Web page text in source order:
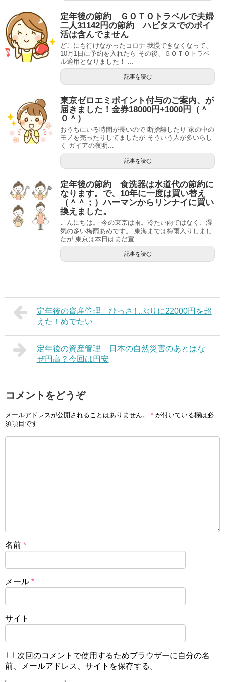
定年後の節約 ＧＯＴＯトラベルで夫婦
二人31142円の節約 ハピタスでのポイ
活は含んでません
どこにも行けなかったコロナ 我慢できなくなって、
10月1日に予約を入れたら その後、ＧＯＴＯトラベ
ル適用となりました！ ...
記事を読む
東京ゼロエミポイント付与のご案内、が
届きました！金券18000円+1000円（＾
０＾）
おうちにいる時間が長いので 断捨離したり 家の中の
モノを売ったりしてましたが そういう人が多いらし
く ガイアの夜明...
記事を読む
定年後の節約 食洗器は水道代の節約に
なります。で、10年に一度は買い替え
（＾＾；）ハーマンからリンナイに買い
換えました。
こんにちは。 今の東京は雨。冷たい雨ではなく、湿
気の多い梅雨あめです。 東海までは梅雨入りしまし
たが 東京は本日はまだ宣...
記事を読む
定年後の資産管理 ひっさしぶりに22000円を超
えた！めでたい
定年後の資産管理 日本の自然災害のあとはな
ぜ円高？今回は円安
コメントをどうぞ
メールアドレスが公開されることはありません。 * が付いている欄は必
須項目です
名前 *
メール *
サイト
次回のコメントで使用するためブラウザーに自分の名
前、メールアドレス、サイトを保存する。